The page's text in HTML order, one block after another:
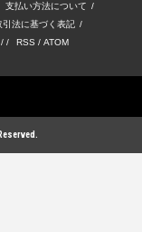
支払い方法について /
引法に基づく表記 /
/ / RSS / ATOM